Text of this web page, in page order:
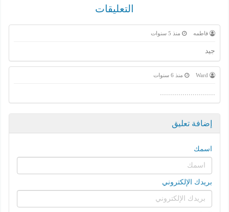
التعليقات
فاطمه منذ 5 سنوات
جيد
منذ 6 سنوات
إضافة تعليق
اسمك
بريدك الإلكتروني